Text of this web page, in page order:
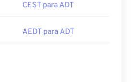
CEST para ADT
AEDT para ADT